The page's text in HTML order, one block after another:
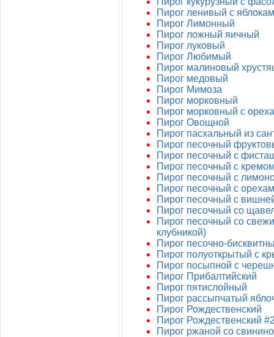
Пирог ленивый с
Пирог Лимонный
Пирог ложный яичный
Пирог луковый
Пирог Любимый
Пирог малиновый
Пирог медовый
Пирог Мимоза
Пирог морковный
Пирог морковный с
Пирог Овощной
Пирог пасхальный из
Пирог песочный
Пирог песочный с
Пирог песочный с
Пирог песочный с
Пирог песочный с
Пирог песочный с
Пирог песочный со
Пирог песочный со
клубникой)
Пирог песочно-
Пирог полуоткрытый с
Пирог посыпной с
Пирог Прибалтийский
Пирог пятислойный
Пирог рассыпчатый
Пирог Рождественский
Пирог Рождественский
Пирог ржаной со